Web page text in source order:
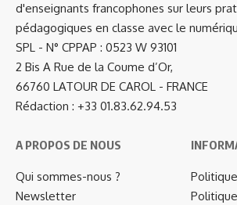
d'enseignants francophones sur leurs
pédagogiques en classe avec le
SPL - N° CPPAP : 0523 W 93101
2 Bis A Rue de la Coume d’Or,
66760 LATOUR DE CAROL - FRANCE
Rédaction : +33 01.83.62.94.53
A PROPOS DE NOUS
Qui sommes-nous ?
Newsletter